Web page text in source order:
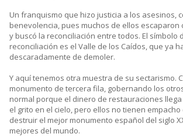
Un franquismo que hizo justicia a los asesinos,
benevolencia, pues muchos de ellos escaparon
y buscó la reconciliación entre todos. El símbolo
reconciliación es el Valle de los Caídos, que ya
descaradamente de demoler.
Y aquí tenemos otra muestra de su sectarismo.
monumento de tercera fila, gobernando los
normal porque el dinero de restauraciones
el grito en el cielo, pero ellos no tienen
destruir el mejor monumento español del siglo
mejores del mundo.